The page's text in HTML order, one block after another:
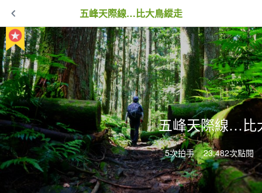
五峰天際線…比大鳥縱走
五峰天際線…比
5次拍手 23,482次點閱